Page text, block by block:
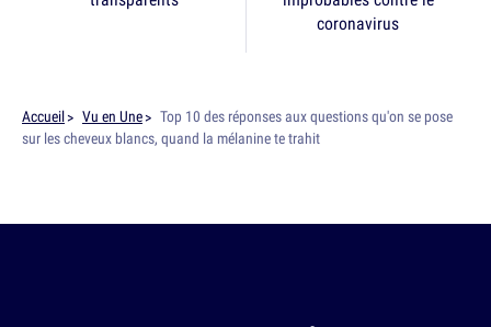
coronavirus
Accueil Vu en Une
Top 10 des réponses aux questions qu'on se pose
sur les cheveux blancs, quand la mélanine te trahit